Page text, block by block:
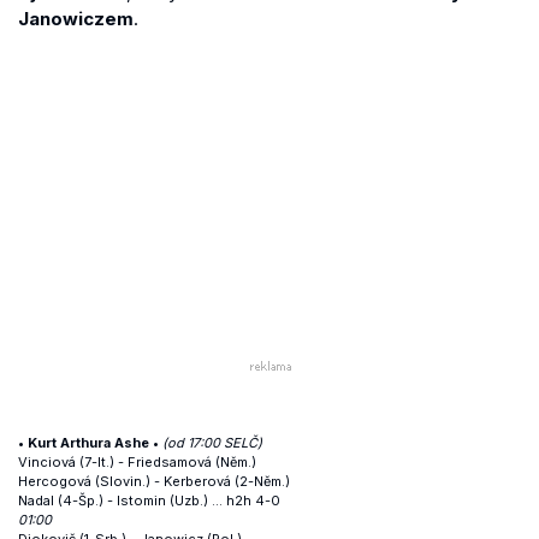
Janowiczem.
• Kurt Arthura Ashe • (od 17:00 SELČ)
Vinciová (7-It.) - Friedsamová (Něm.)
Hercogová (Slovin.) - Kerberová (2-Něm.)
Nadal (4-Šp.) - Istomin (Uzb.) ... h2h 4-0
01:00